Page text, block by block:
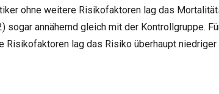
ohne weitere Risikofaktoren lag das
sogar annähernd gleich mit der Kontrollgruppe.
Risikofaktoren lag das Risiko überhaupt